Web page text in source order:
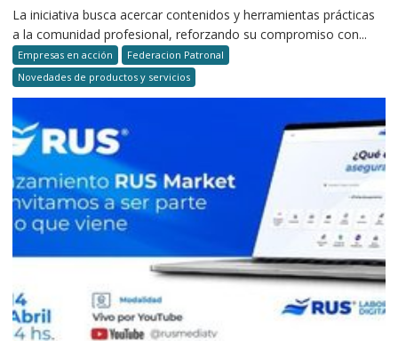
La iniciativa busca acercar contenidos y herramientas prácticas
a la comunidad profesional, reforzando su compromiso con...
Empresas en acción
Federacion Patronal
Novedades de productos y servicios